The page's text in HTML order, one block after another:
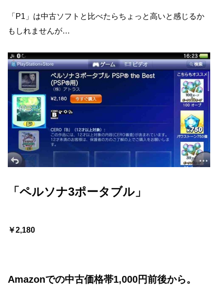
「P1」は中古ソフトと比べたらちょっと高いと感じるか
もしれませんが…
「ペルソナ3ポータブル」
￥2,180
Amazonでの中古価格帯1,000円前後から。